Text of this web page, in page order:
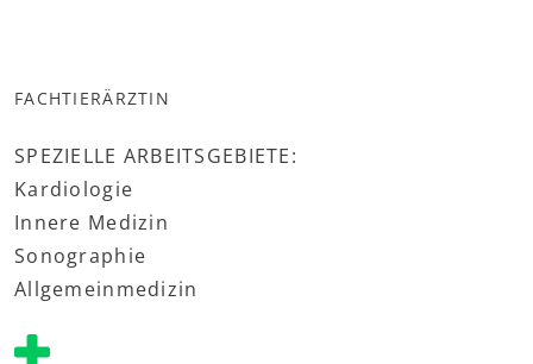
FACHTIERÄRZTIN
SPEZIELLE ARBEITSGEBIETE:
Kardiologie
Innere Medizin
Sonographie
Allgemeinmedizin